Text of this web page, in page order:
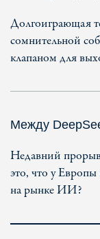
Долгоиграющая
сомнительной
клапаном для
Между
Недавний
это, что у
на рынке ИИ?